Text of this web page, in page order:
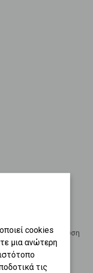
- Ξηρόβρυση
-
- Ξηρόβρυση
cookies
μια ανώτερη
τις